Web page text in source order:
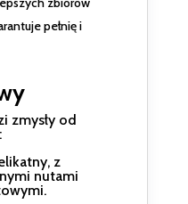
pełnię i
zmysły od
z
nutami